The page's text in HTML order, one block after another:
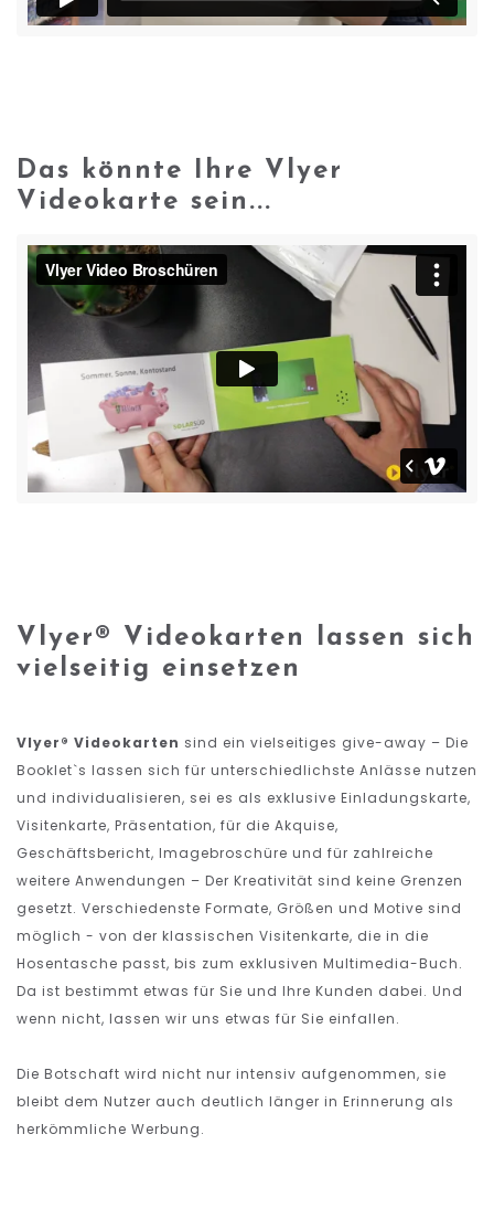
Das könnte Ihre Vlyer
Videokarte sein...
Vlyer® Videokarten lassen sich
vielseitig einsetzen
Vlyer® Videokarten sind ein vielseitiges give-away – Die
Booklet`s lassen sich für unterschiedlichste Anlässe nutzen
und individualisieren, sei es als exklusive Einladungskarte,
Visitenkarte, Präsentation, für die Akquise,
Geschäftsbericht, Imagebroschüre und für zahlreiche
weitere Anwendungen – Der Kreativität sind keine Grenzen
gesetzt. Verschiedenste Formate, Größen und Motive sind
möglich - von der klassischen Visitenkarte, die in die
Hosentasche passt, bis zum exklusiven Multimedia-Buch.
Da ist bestimmt etwas für Sie und Ihre Kunden dabei. Und
wenn nicht, lassen wir uns etwas für Sie einfallen.
Die Botschaft wird nicht nur intensiv aufgenommen, sie
bleibt dem Nutzer auch deutlich länger in Erinnerung als
herkömmliche Werbung.